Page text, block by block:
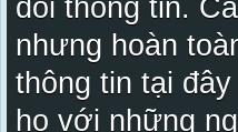
đổi thông tin.
nhưng hoàn
thông tin tại
họ với những